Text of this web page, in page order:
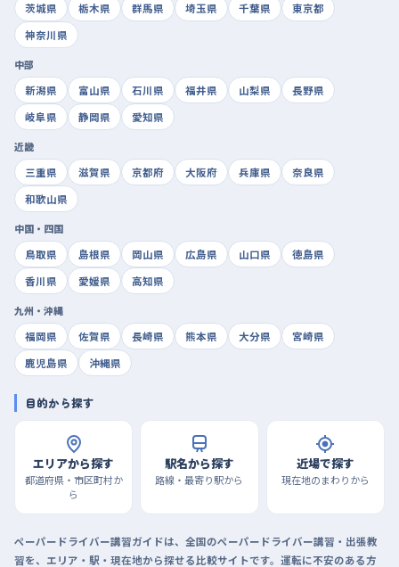
茨城県
栃木県 群馬県 埼玉県 千葉県
東京都
神奈川県
中部
新潟県
富山県 石川県 福井県 山梨県
長野県
岐阜県
静岡県 愛知県
近畿
三重県
滋賀県 京都府 大阪府 兵庫県
奈良県
和歌山県
中国・四国
鳥取県
島根県 岡山県 広島県 山口県
徳島県
香川県
愛媛県 高知県
九州・沖縄
福岡県
佐賀県 長崎県 熊本県 大分県
宮崎県
鹿児島県
沖縄県
目的から探す
エリアから探す
都道府県・市区町村か
ら
駅名から探す
路線・最寄り駅から
近場で探す
現在地のまわりから
ペーパードライバー講習ガイドは、全国のペーパードライバー講習・出張教
習を、エリア・駅・現在地から探せる比較サイトです。運転に不安のある方